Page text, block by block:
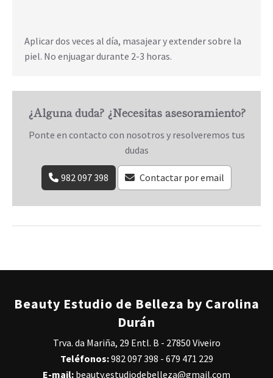
Aplicar dos veces al día, masajear y extender sobre la
piel. No enjuagar durante 2-3 horas.
¿Alguna duda? ¿Necesitas asesoramiento?
Ponte en contacto con nosotros y resolveremos tus
dudas
982 097 398 Contactar por email
Beauty Estudio de Belleza by Carolina
Durán
Trva. da Mariña, 29 Entl. B - 27850 Viveiro
Teléfonos:982 097 398 - 679 471 229
E-mail: beauty.estudiodebelleza@gmail.com